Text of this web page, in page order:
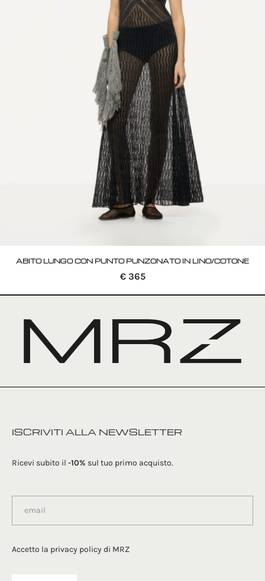
ABITO LUNGO CON PUNTO PUNZONATO IN LINO/COTONE
€365
ISCRIVITI ALLA NEWSLETTER
Ricevi subito il -10% sul tuo primo acquisto.
Accetto la privacy policy di MRZ